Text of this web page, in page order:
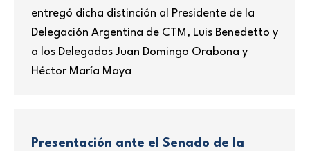
entregó dicha distinción al Presidente de la
Delegación Argentina de CTM, Luis Benedetto y
a los Delegados Juan Domingo Orabona y
Héctor María Maya
Presentación ante el Senado de la